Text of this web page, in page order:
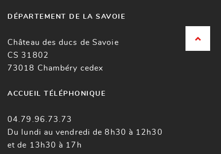
DÉPARTEMENT DE LA SAVOIE
Château des ducs de Savoie
CS 31802
73018 Chambéry cedex
ACCUEIL TÉLÉPHONIQUE
04.79.96.73.73
Du lundi au vendredi de 8h30 à 12h30
et de 13h30 à 17h